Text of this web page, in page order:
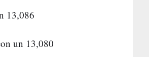
13,086
un 13,080